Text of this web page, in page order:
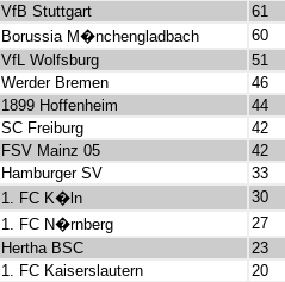
VfB Stuttgart
61
Borussia M�nchengladbach
60
VfL Wolfsburg
51
Werder Bremen
46
1899 Hoffenheim
44
SC Freiburg
42
FSV Mainz 05
42
Hamburger SV
33
1. FC K�ln
30
1. FC N�rnberg
27
Hertha BSC
23
1. FC Kaiserslautern
20